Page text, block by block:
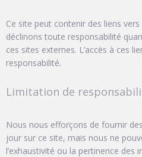
Ce site peut contenir des liens
déclinons toute responsabilité
ces sites externes. L’accès à ces
responsabilité.
Limitation de
Nous nous efforçons de fournir
jour sur ce site, mais nous ne
l’exhaustivité ou la pertinence des